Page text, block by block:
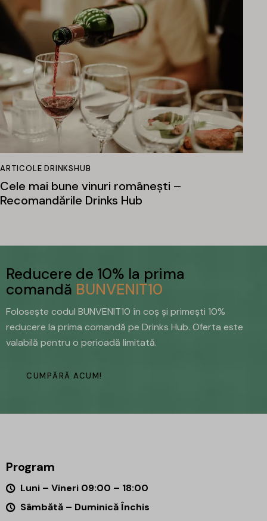
ARTICOLE DRINKSHUB
Cele mai bune vinuri românești –
Recomandările Drinks Hub
Reducere de 10% la prima
comandă BUNVENIT10
Folosește codul BUNVENIT10 în coș și primești 10%
reducere la prima comandă pe Drinks Hub. Oferta este
valabilă pentru o perioadă limitată.
CUMPĂRĂ ACUM!
Program
Luni – Vineri 09:00 – 18:00
Sâmbătă – Duminică Închis